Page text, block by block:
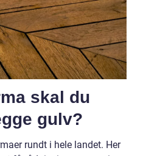
skal du
gulv?
rundt i hele landet. Her